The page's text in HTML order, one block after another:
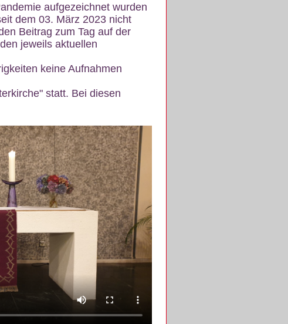
aufgezeichnet wurden
dem 03. März 2023 nicht
Beitrag zum Tag auf der
jeweils aktuellen
keine Aufnahmen
statt. Bei diesen